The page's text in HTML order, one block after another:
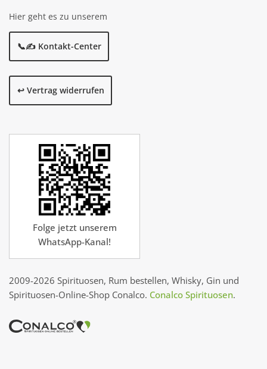
Hier geht es zu unserem
📞✍️ Kontakt-Center
↩️ Vertrag widerrufen
Folge jetzt unserem
WhatsApp-Kanal!
2009-2026 Spirituosen, Rum bestellen, Whisky, Gin und
Spirituosen-Online-Shop Conalco. Conalco Spirituosen.